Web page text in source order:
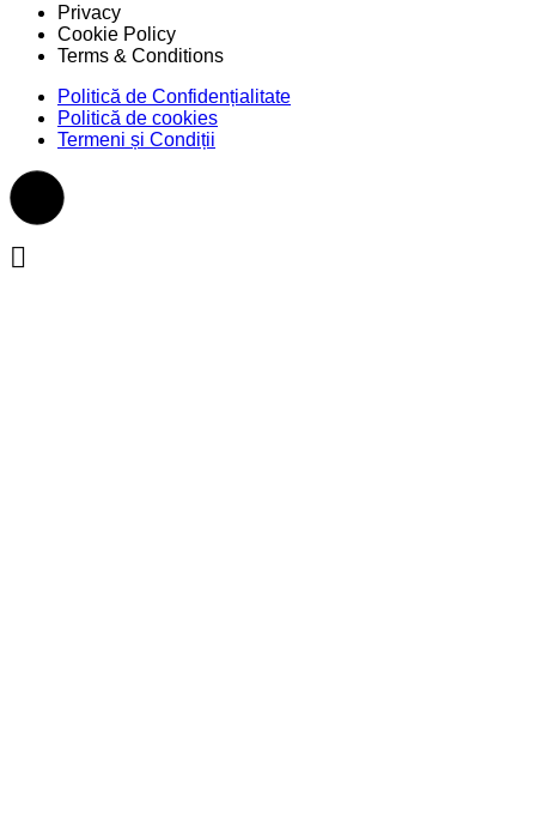
Privacy
Cookie Policy
Terms & Conditions
Politică de Confidențialitate
Politică de cookies
Termeni și Condiții